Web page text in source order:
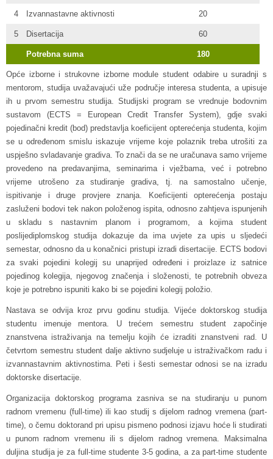
4 Izvannastavne aktivnosti 20
5 Disertacija 60
Potrebna suma 180
Opće izborne i strukovne izborne module student odabire u suradnji s
mentorom, studija uvažavajući uže područje interesa studenta, a upisuje
ih u prvom semestru studija. Studijski program se vrednuje bodovnim
sustavom (ECTS = European Credit Transfer System), gdje svaki
pojedinačni kredit (bod) predstavlja koeficijent opterećenja studenta, kojim
se u određenom smislu iskazuje vrijeme koje polaznik treba utrošiti za
uspješno svladavanje gradiva. To znači da se ne uračunava samo vrijeme
provedeno na predavanjima, seminarima i vježbama, već i potrebno
vrijeme utrošeno za studiranje gradiva, tj. na samostalno učenje,
ispitivanje i druge provjere znanja. Koeficijenti opterećenja postaju
zasluženi bodovi tek nakon položenog ispita, odnosno zahtjeva ispunjenih
u skladu s nastavnim planom i programom, a kojima student
poslijediplomskog studija dokazuje da ima uvjete za upis u sljedeći
semestar, odnosno da u konačnici pristupi izradi disertacije. ECTS bodovi
za svaki pojedini kolegij su unaprijed određeni i proizlaze iz satnice
pojedinog kolegija, njegovog značenja i složenosti, te potrebnih obveza
koje je potrebno ispuniti kako bi se pojedini kolegij položio.
Nastava se odvija kroz prvu godinu studija. Vijeće doktorskog studija
studentu imenuje mentora. U trećem semestru student započinje
znanstvena istraživanja na temelju kojih će izraditi znanstveni rad. U
četvrtom semestru student dalje aktivno sudjeluje u istraživačkom radu i
izvannastavnim aktivnostima. Peti i šesti semestar odnosi se na izradu
doktorske disertacije.
Organizacija doktorskog programa zasniva se na studiranju u punom
radnom vremenu (full-time) ili kao studij s dijelom radnog vremena (part-
time), o čemu doktorand pri upisu pismeno podnosi izjavu hoće li studirati
u punom radnom vremenu ili s dijelom radnog vremena. Maksimalna
duljina studija je za full-time studente 3-5 godina, a za part-time studente